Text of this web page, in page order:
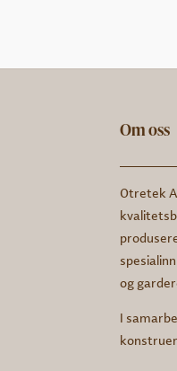
Om oss
Otretek
og
I